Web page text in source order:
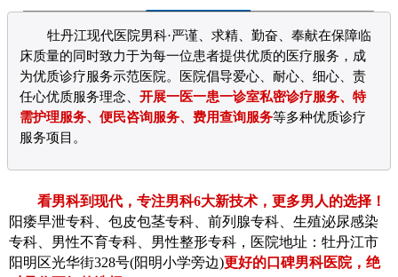
牡丹江现代医院男科·严谨、求精、勤奋、奉献在保障临
床质量的同时致力于为每一位患者提供优质的医疗服务，成
为优质诊疗服务示范医院。医院倡导爱心、耐心、细心、责
任心优质服务理念、开展一医一患一诊室私密诊疗服务、特
需护理服务、便民咨询服务、费用查询服务等多种优质诊疗
服务项目。
看男科到现代，专注男科6大新技术，更多男人的选择！
阳痿早泄专科、包皮包茎专科、前列腺专科、生殖泌尿感染
专科、男性不育专科、男性整形专科，医院地址：牡丹江市
阳明区光华街328号(阳明小学旁边)更好的口碑男科医院，绝